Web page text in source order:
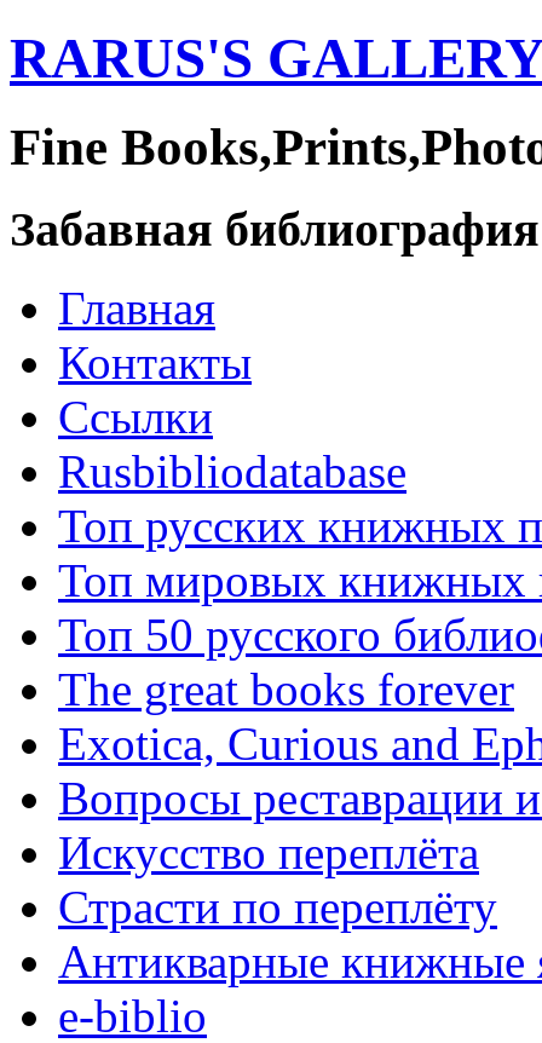
RARUS'S
Fine
Забавная библиография
Главная
Контакты
Ссылки
Rusbibliodatabase
Топ русских книжных
Топ мировых книжных
Топ 50 русского
The great books forever
Exotica, Curious and
Вопросы реставрации
Искусство переплёта
Страсти по переплёту
Антикварные книжные
e-biblio